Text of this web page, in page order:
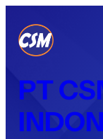
konten
PT